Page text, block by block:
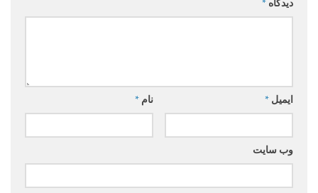
دیدگاه *
نام * ایمیل *
وب‌ سایت